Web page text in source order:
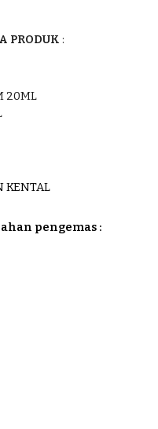
PRODUK :
20ML
KENTAL
pengemas :